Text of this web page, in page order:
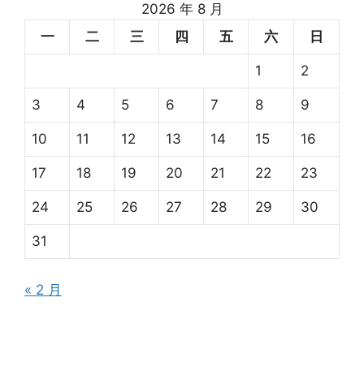
2026 年 8 月
一
二 三 四 五 六 日
1 2
3 4 5 6 7 8 9
10 11 12 13 14 15 16
17 18 19 20 21 22 23
24 25 26 27 28 29 30
31
« 2 月